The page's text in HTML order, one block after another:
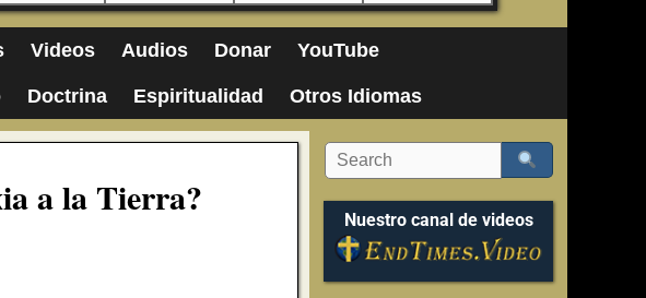
Videos Audios Donar YouTube
Doctrina Espiritualidad Otros Idiomas
a la Tierra? Nuestro canal de videos